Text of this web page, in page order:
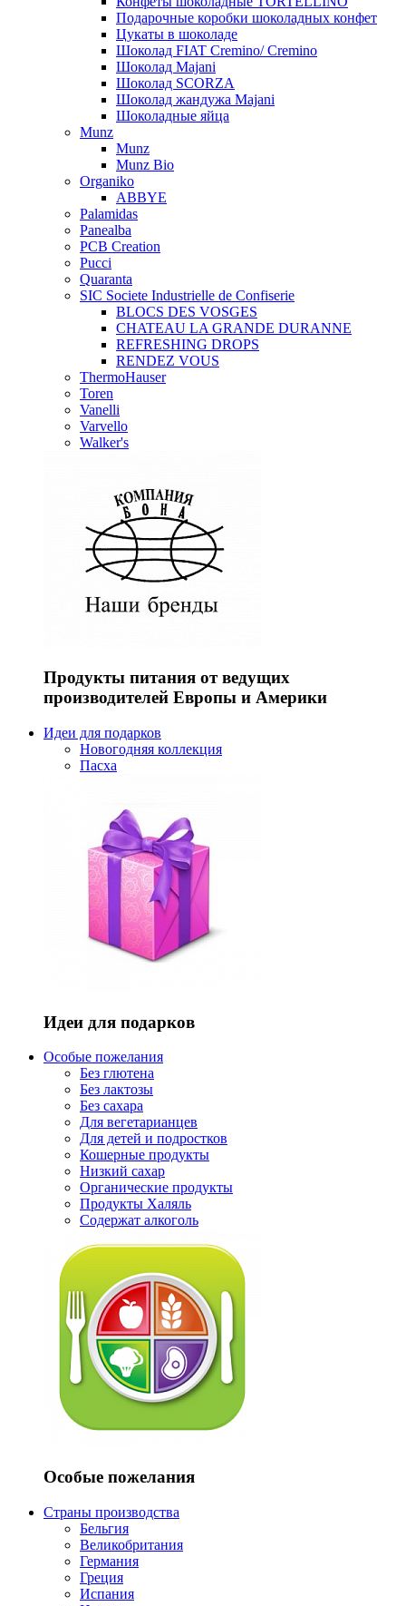
Подарочные коробки шоколадных конфет
Цукаты в шоколаде
Шоколад FIAT Cremino/ Cremino
Шоколад Majani
Шоколад SCORZA
Шоколад жандужа Majani
Шоколадные яйца
Munz
Munz
Munz Bio
Organiko
ABBYE
Palamidas
Panealba
PCB Creation
Pucci
Quaranta
SIC Societe Industrielle de Confiserie
BLOCS DES VOSGES
CHATEAU LA GRANDE DURANNE
REFRESHING DROPS
RENDEZ VOUS
ThermoHauser
Toren
Vanelli
Varvello
Walker's
Продукты питания от ведущих
производителей Европы и Америки
Идеи для подарков
Новогодняя коллекция
Пасха
Идеи для подарков
Особые пожелания
Без глютена
Без лактозы
Без сахара
Для вегетарианцев
Для детей и подростков
Кошерные продукты
Низкий сахар
Органические продукты
Продукты Халяль
Содержат алкоголь
Особые пожелания
Страны производства
Бельгия
Великобритания
Германия
Греция
Испания